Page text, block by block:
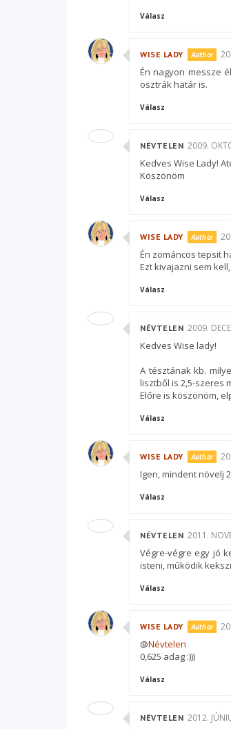
Válasz
WISE LADY
Én nagyon messze
osztrák határ is.
Válasz
NÉVTELEN 2009.
Kedves Wise Lady!
Köszönöm
Válasz
WISE LADY
Én zománcos tepsit
Ezt kivajazni sem
Válasz
NÉVTELEN 2009.
Kedves Wise lady!
A tésztának kb.
lisztből is 2,5-szeres
Előre is köszönöm,
Válasz
WISE LADY
Igen, mindent növelj
Válasz
NÉVTELEN 2011.
Végre-végre egy jó
isteni, működik
Válasz
WISE LADY
@Névtelen
0,625 adag :)))
Válasz
NÉVTELEN 2012.